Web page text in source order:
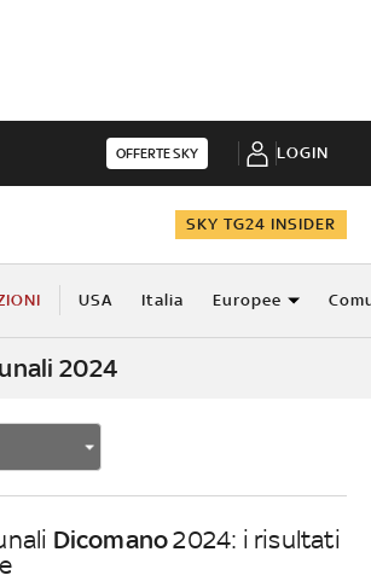
OFFERTE SKY LOGIN
SKY TG24 INSIDER
USA Italia Europee
2024
Dicomano2024: i risultati